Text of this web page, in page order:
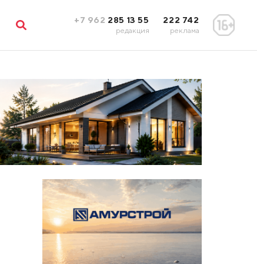
+7 962 285 13 55
редакция
222 742
реклама